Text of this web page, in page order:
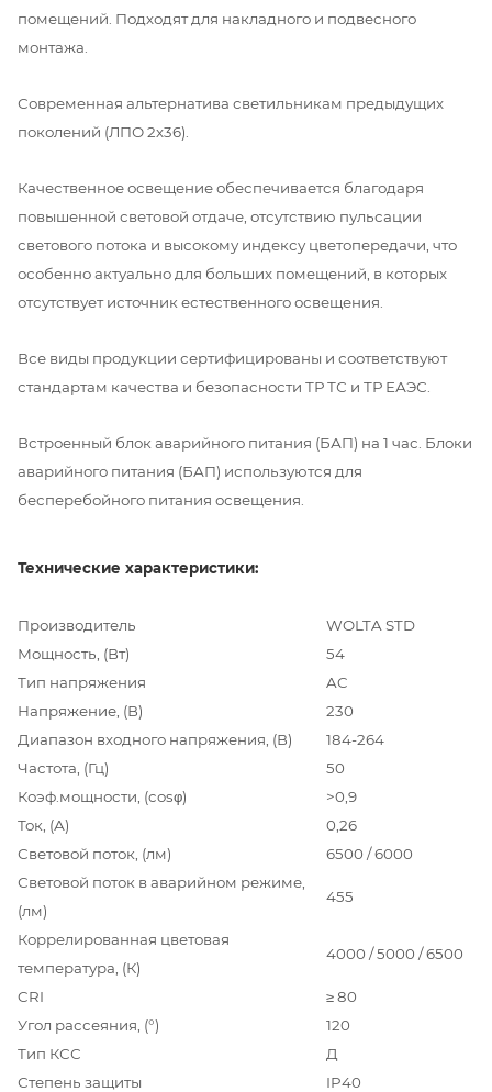
помещений. Подходят для накладного и подвесного
монтажа.
Современная альтернатива светильникам предыдущих
поколений (ЛПО 2х36).
Качественное освещение обеспечивается благодаря
повышенной световой отдаче, отсутствию пульсации
светового потока и высокому индексу цветопередачи, что
особенно актуально для больших помещений, в которых
отсутствует источник естественного освещения.
Все виды продукции сертифицированы и соответствуют
стандартам качества и безопасности ТР ТС и ТР ЕАЭС.
Встроенный блок аварийного питания (БАП) на 1 час. Блоки
аварийного питания (БАП) используются для
бесперебойного питания освещения.
Технические характеристики:
Производитель
WOLTA STD
Мощность, (Вт)
54
Тип напряжения
AC
Напряжение, (В)
230
Диапазон входного напряжения, (В)
184-264
Частота, (Гц)
50
Коэф.мощности, (cosφ)
>0,9
Ток, (А)
0,26
Световой поток, (лм)
6500 / 6000
Световой поток в аварийном режиме,
(лм)
455
Коррелированная цветовая
температура, (К)
4000 / 5000 / 6500
CRI
≥ 80
Угол рассеяния, (°)
120
Тип КСС
Д
Степень защиты
IP40